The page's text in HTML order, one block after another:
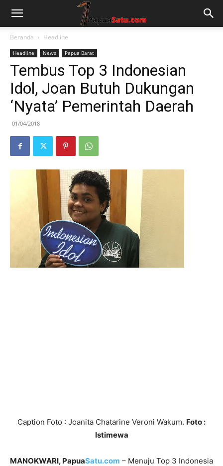
Beranda Headline
Headline News Papua Barat
Tembus Top 3 Indonesian
Idol, Joan Butuh Dukungan
‘Nyata’ Pemerintah Daerah
01/04/2018
Caption Foto : Joanita Chatarine Veroni Wakum. Foto :
Istimewa
MANOKWARI, PapuaSatu.com – Menuju Top 3 Indonesia